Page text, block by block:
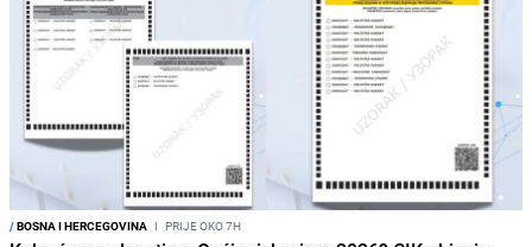
/BOSNA I HERCEGOVINA I PRIJE OKO 7H